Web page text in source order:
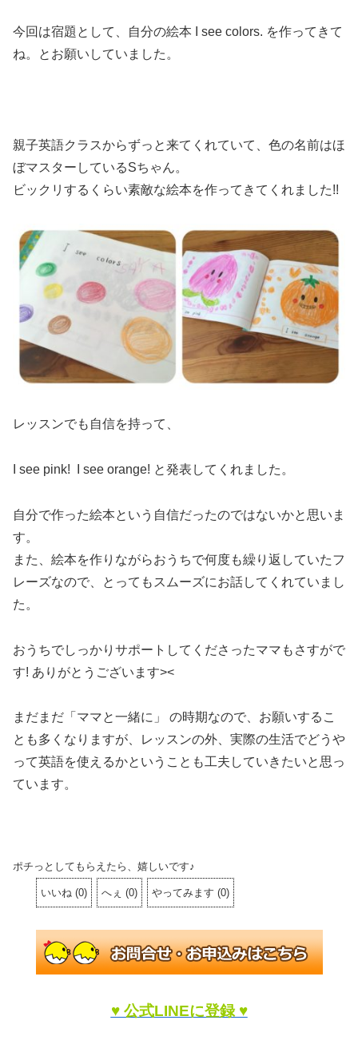
今回は宿題として、自分の絵本 I see colors. を作ってきて
ね。とお願いしていました。
親子英語クラスからずっと来てくれていて、色の名前はほ
ぼマスターしているSちゃん。
ビックリするくらい素敵な絵本を作ってきてくれました!!
レッスンでも自信を持って、
I see pink! I see orange! と発表してくれました。
自分で作った絵本という自信だったのではないかと思いま
す。
また、絵本を作りながらおうちで何度も繰り返していたフ
レーズなので、とってもスムーズにお話してくれていまし
た。
おうちでしっかりサポートしてくださったママもさすがで
す! ありがとうございます><
まだまだ「ママと一緒に」 の時期なので、お願いするこ
とも多くなりますが、レッスンの外、実際の生活でどうや
って英語を使えるかということも工夫していきたいと思っ
ています。
ポチっとしてもらえたら、嬉しいです♪
いいね (0) へぇ (0) やってみます (0)
♥ 公式LINEに登録 ♥